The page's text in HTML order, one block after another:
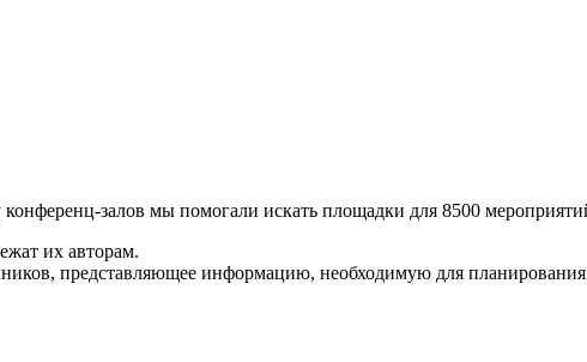
залов мы помогали искать площадки для 8500
их авторам.
представляющее информацию, необходимую для